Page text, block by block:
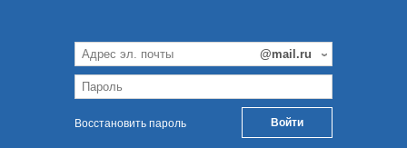
Восстановить пароль